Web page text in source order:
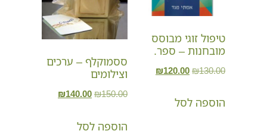
טיפול זוגי מבוסס
מובחנות – ספר.
₪130.00
₪120.00
הוספה לסל
ססמוקלף – ערכים
וצילומים
₪150.00
₪140.00
הוספה לסל